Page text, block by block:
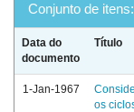
Conjunto de itens:
Data do
documento
Título
1-Jan-1967
os